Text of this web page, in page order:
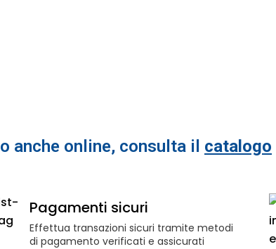
anche online, consulta il catalogo
Pagamenti sicuri
Effettua transazioni sicuri tramite metodi
di pagamento verificati e assicurati